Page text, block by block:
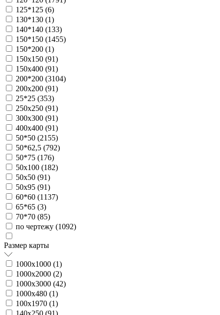
125*125 (6)
130*130 (1)
140*140 (133)
150*150 (1455)
150*200 (1)
150х150 (91)
150х400 (91)
200*200 (3104)
200х200 (91)
25*25 (353)
250х250 (91)
300х300 (91)
400х400 (91)
50*50 (2155)
50*62,5 (792)
50*75 (176)
50х100 (182)
50х50 (91)
50х95 (91)
60*60 (1137)
65*65 (3)
70*70 (85)
по чертежу (1092)
Размер карты
1000х1000 (1)
1000х2000 (2)
1000х3000 (42)
1000х480 (1)
100х1970 (1)
140х250 (91)